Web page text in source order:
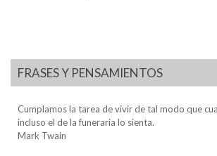
FRASES Y PENSAMIENTOS
Cumplamos la tarea de vivir de tal modo que
incluso el de la funeraria lo sienta.
Mark Twain